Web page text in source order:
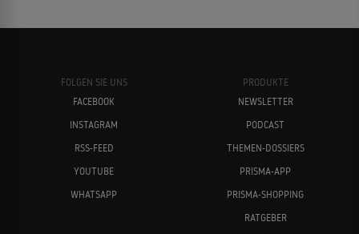
FOLGEN SIE UNS
FACEBOOK
INSTAGRAM
RSS-FEED
YOUTUBE
WHATSAPP
PRODUKTE
NEWSLETTER
PODCAST
THEMEN-DOSSIERS
PRISMA-APP
PRISMA-SHOPPING
RATGEBER